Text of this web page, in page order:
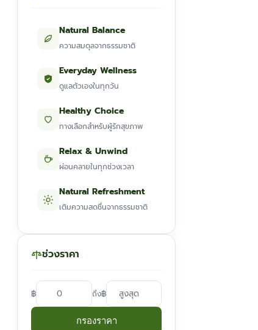
Natural Balance
ความสมดุลจากธรรมชาติ
Everyday Wellness
ดูแลตัวเองในทุกวัน
Healthy Choice
ทางเลือกสำหรับผู้รักสุขภาพ
Relax & Unwind
ผ่อนคลายในทุกช่วงเวลา
Natural Refreshment
เติมความสดชื่นจากธรรมชาติ
ช่วงราคา
฿ ถึง฿
กรองราคา